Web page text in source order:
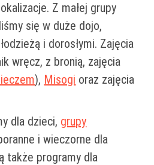
Z małej grupy
się w duże dojo,
i dorosłymi. Zajęcia
wręcz, z bronią, zajęcia
), Misogi oraz zajęcia
dla dzieci, grupy
i wieczorne dla
także programy dla